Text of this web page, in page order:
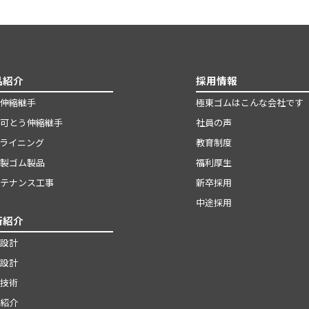
紹介
縮継手
とう伸縮継手
イニング
ゴム製品
ナンス工事
紹介
計
計
術
介
採用情報
極東ゴムはこんな会社です
社員の声
教育制度
福利厚生
新卒採用
中途採用